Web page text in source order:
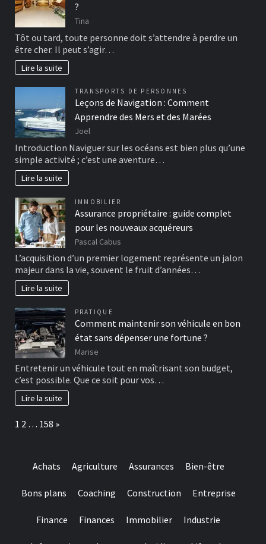
?
Tina
Tôt ou tard, toute personne doit s’attendre à perdre un
être cher. Il peut s’agir…
Lire la suite
TRANSPORTS DE PERSONNES
Leçons de Navigation : Comment
Apprendre des Mers et des Marées
Joel
Introduction Naviguer sur les océans est bien plus qu’une
simple activité ; c’est une aventure…
Lire la suite
IMMOBILIER
Assurance propriétaire : guide complet
pour les nouveaux acquéreurs
Pascal Cabus
L’acquisition d’un premier logement représente un jalon
majeur dans la vie, souvent le fruit d’années…
Lire la suite
PRATIQUE
Comment maintenir son véhicule en bon
état sans dépenser une fortune ?
Marise
Entretenir un véhicule tout en maîtrisant son budget,
c’est possible. Que ce soit pour vos…
Lire la suite
Page:
1 2 … 158 Next
»
Achats Agriculture Assurances Bien-être
Bons plans Coaching Construction Entreprise
Finance Finances Immobilier Industrie